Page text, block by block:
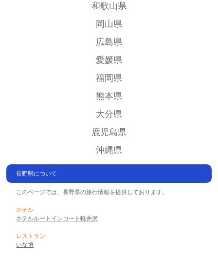
和歌山県
岡山県
広島県
愛媛県
福岡県
熊本県
大分県
鹿児島県
沖縄県
長野県について
このページでは、長野県の旅行情報を提供しております。
ホテル
ホテルルートインコート軽井沢
レストラン
いな垣